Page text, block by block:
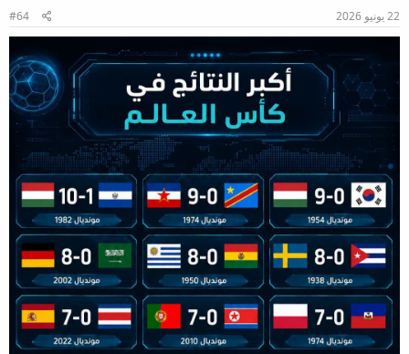
22 يونيو 2026 #64